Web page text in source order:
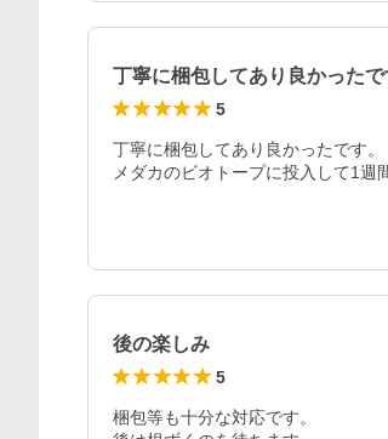
丁寧に梱包してあり良かった
5
丁寧に梱包してあり良かったです。
メダカのビオトープに投入して1週
後の楽しみ
5
梱包等も十分な対応です。